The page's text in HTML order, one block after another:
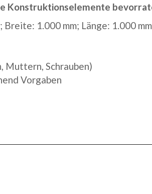
Konstruktionselemente
Breite: 1.000 mm; Länge: 1.000
Muttern, Schrauben)
Vorgaben